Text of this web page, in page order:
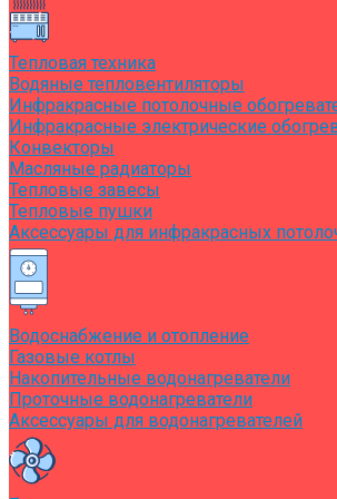
Тепловая техника
Водяные тепловентиляторы
Инфракрасные потолочные
Инфракрасные электрические
Конвекторы
Масляные радиаторы
Тепловые завесы
Тепловые пушки
Аксессуары для инфракрасных
Водоснабжение и отопление
Газовые котлы
Накопительные водонагреватели
Проточные водонагреватели
Аксессуары для водонагревателей